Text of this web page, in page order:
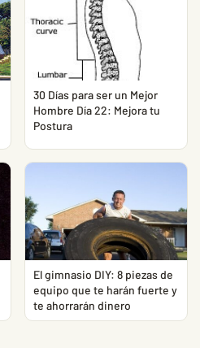
30 Días para ser un Mejor
Hombre Día 22: Mejora tu
Postura
El gimnasio DIY: 8 piezas de
equipo que te harán fuerte y
te ahorrarán dinero